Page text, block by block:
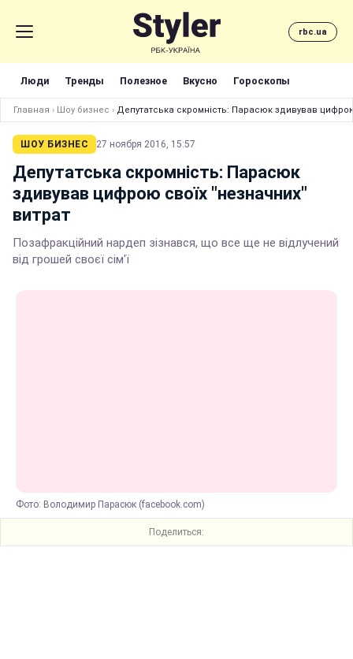
rbc.ua
Люди Тренды Полезное Вкусно Гороскопы
Главная › Шоу бизнес › Депутатська скромність: Парасюк здивував
ШОУ БИЗНЕС 27 ноября 2016, 15:57
Депутатська скромність: Парасюк
здивував цифрою своїх "незначних"
витрат
Позафракційний нардеп зізнався, що все ще не відлучений
від грошей своєї сім'ї
Фото: Володимир Парасюк (facebook.com)
Поделиться: